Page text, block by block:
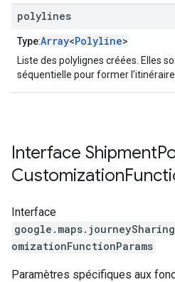
polylines
Type:Array<Polyline>
Liste des polylignes créées. Elles
séquentielle pour former l'itinéraire
Interface Shipment
Customization
Interface
google.maps.journeySharing
omizationFunctionParams
Paramètres spécifiques aux